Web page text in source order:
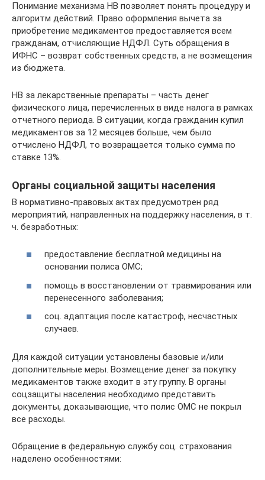
Понимание механизма НВ позволяет понять процедуру и
алгоритм действий. Право оформления вычета за
приобретение медикаментов предоставляется всем
гражданам, отчисляющие НДФЛ. Суть обращения в
ИФНС – возврат собственных средств, а не возмещения
из бюджета.
НВ за лекарственные препараты – часть денег
физического лица, перечисленных в виде налога в рамках
отчетного периода. В ситуации, когда гражданин купил
медикаментов за 12 месяцев больше, чем было
отчислено НДФЛ, то возвращается только сумма по
ставке 13%.
Органы социальной защиты населения
В нормативно-правовых актах предусмотрен ряд
мероприятий, направленных на поддержку населения, в т.
ч. безработных:
предоставление бесплатной медицины на
основании полиса ОМС;
помощь в восстановлении от травмирования или
перенесенного заболевания;
соц. адаптация после катастроф, несчастных
случаев.
Для каждой ситуации установлены базовые и/или
дополнительные меры. Возмещение денег за покупку
медикаментов также входит в эту группу. В органы
соцзащиты населения необходимо представить
документы, доказывающие, что полис ОМС не покрыл
все расходы.
Обращение в федеральную службу соц. страхования
наделено особенностями: